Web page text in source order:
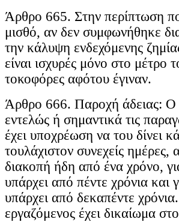
Άρθρο 665. Στην περίπτωση
μισθό, αν δεν συμφωνήθηκε
την κάλυψη ενδεχόμενης
είναι ισχυρές μόνο στο μέτρο
τοκοφόρες αφότου έγιναν.
Άρθρο 666. Παροχή άδειας: Ο
εντελώς ή σημαντικά τις
έχει υποχρέωση να του δίνει
τουλάχιστον συνεχείς
διακοπή ήδη από ένα χρόνο,
υπάρχει από πέντε χρόνια και
υπάρχει από δεκαπέντε
εργαζόμενος έχει δικαίωμα